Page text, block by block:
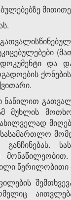
დოკუმენტი
მუხლის
სასამართლო
წერილობითი